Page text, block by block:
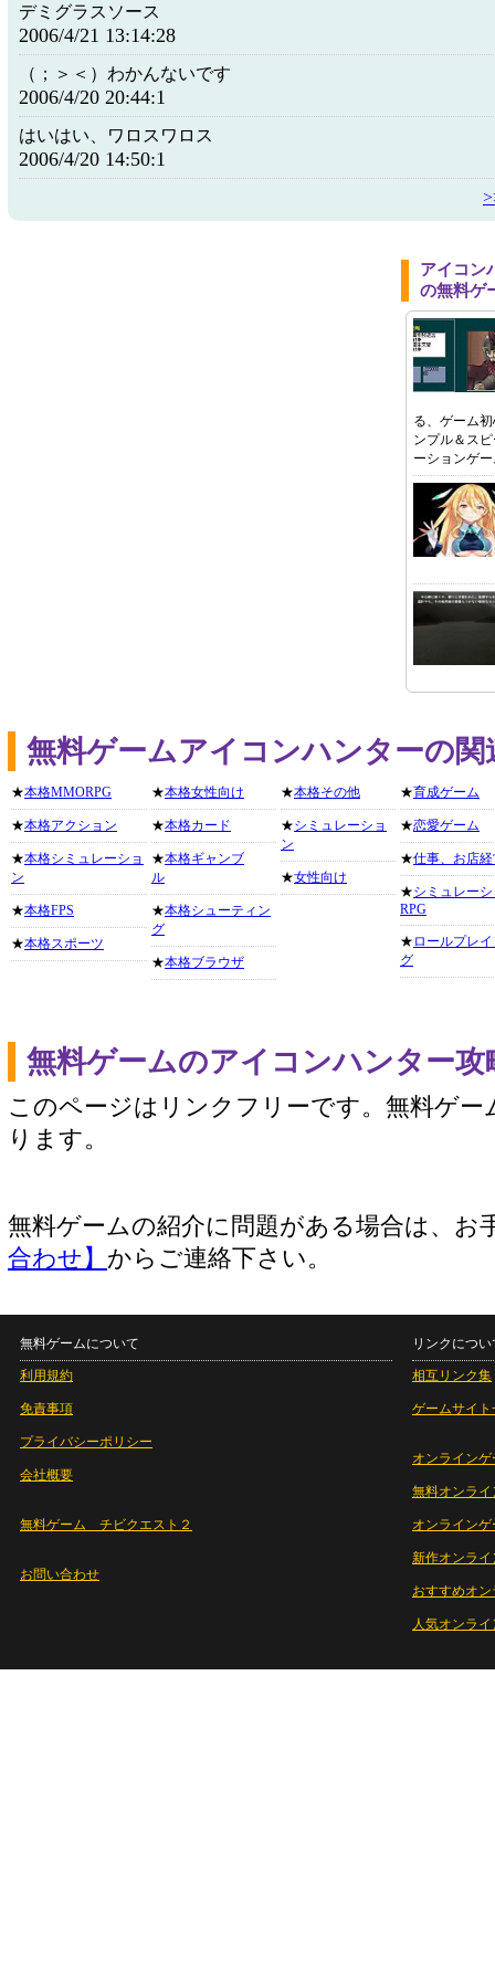
デミグラスソース
2006/4/21 13:14:28
（；＞＜）わかんないです
2006/4/20 20:44:1
はいはい、ワロスワロス
2006/4/20 14:50:1
アイコン
の無料ゲ
る、ゲーム
ンプル＆ス
ーションゲ
無料ゲームアイコンハンターの
★本格MMORPG
★本格アクション
★本格シミュレーショ
ン
★本格FPS
★本格スポーツ
★本格女性向け
★本格カード
★本格ギャンブ
ル
★本格シューティン
グ
★本格ブラウザ
★本格その他
★シミュレーショ
ン
★女性向け
★育成ゲーム
★恋愛ゲーム
★仕事、お店
★シミュレー
RPG
★ ロールプレ
グ
無料ゲームのアイコンハンター
このページはリンクフリーです。無料ゲー
ります。
無料ゲームの紹介に問題がある場合は、お
合わせ】 からご連絡下さい。
無料ゲームについて
利用規約
免責事項
プライバシーポリシー
会社概要
無料ゲーム チビクエスト２
お問い合わせ
リンクについ
相互リンク集
ゲームサイト
オンラインゲ
無料オンライ
オンライン
新作オンライ
おすすめオ
人気オンラ